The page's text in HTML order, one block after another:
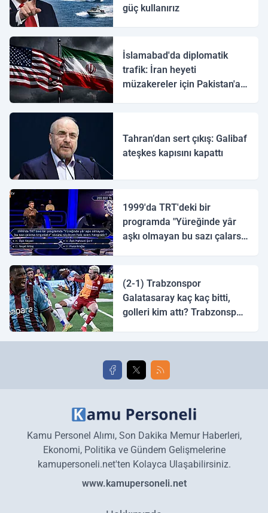
güç kullanırız
İslamabad'da diplomatik
trafik: İran heyeti
müzakereler için Pakistan'a
Tahran’dan sert çıkış: Galibaf
ateşkes kapısını kapattı
1999'da TRT'deki bir
programda "Yüreğinde yâr
aşkı olmayan bu sazı çalarsa
(2-1) Trabzonspor
Galatasaray kaç kaç bitti,
golleri kim attı? Trabzonspor
golleri!
Kamu Personel Alımı, Son Dakika Memur Haberleri,
Ekonomi, Politika ve Gündem Gelişmelerine
kamupersoneli.net'ten Kolayca Ulaşabilirsiniz.
www.kamupersoneli.net